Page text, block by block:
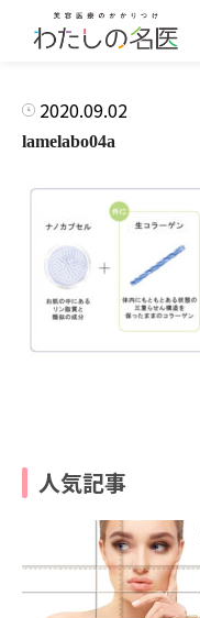
2020.09.02
lamelabo04a
人気記事